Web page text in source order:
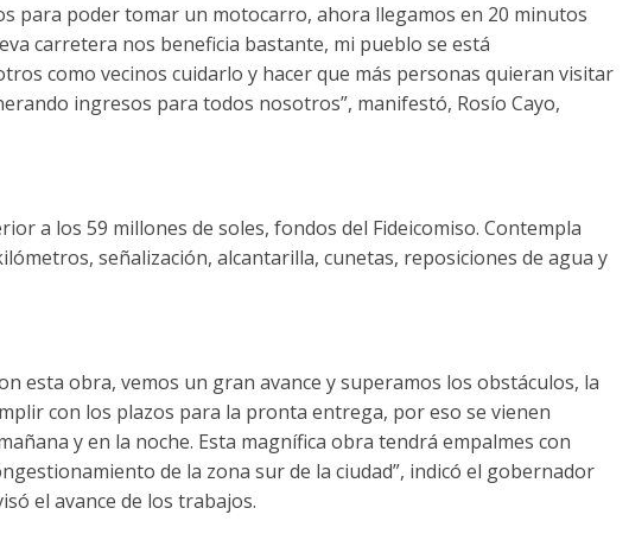
para poder tomar un motocarro, ahora llegamos en 20 minutos
carretera nos beneficia bastante, mi pueblo se está
como vecinos cuidarlo y hacer que más personas quieran visitar
ingresos para todos nosotros”, manifestó, Rosío Cayo,
a los 59 millones de soles, fondos del Fideicomiso. Contempla
señalización, alcantarilla, cunetas, reposiciones de agua y
esta obra, vemos un gran avance y superamos los obstáculos, la
con los plazos para la pronta entrega, por eso se vienen
y en la noche. Esta magnífica obra tendrá empalmes con
de la zona sur de la ciudad”, indicó el gobernador
el avance de los trabajos.